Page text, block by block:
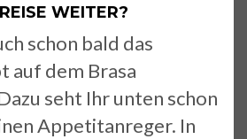
WEITER?
schon bald das
auf dem Brasa
seht Ihr unten schon
Appetitanreger. In